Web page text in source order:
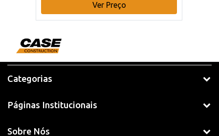
Ver Preço
Categorias
Páginas Institucionais
Sobre Nós